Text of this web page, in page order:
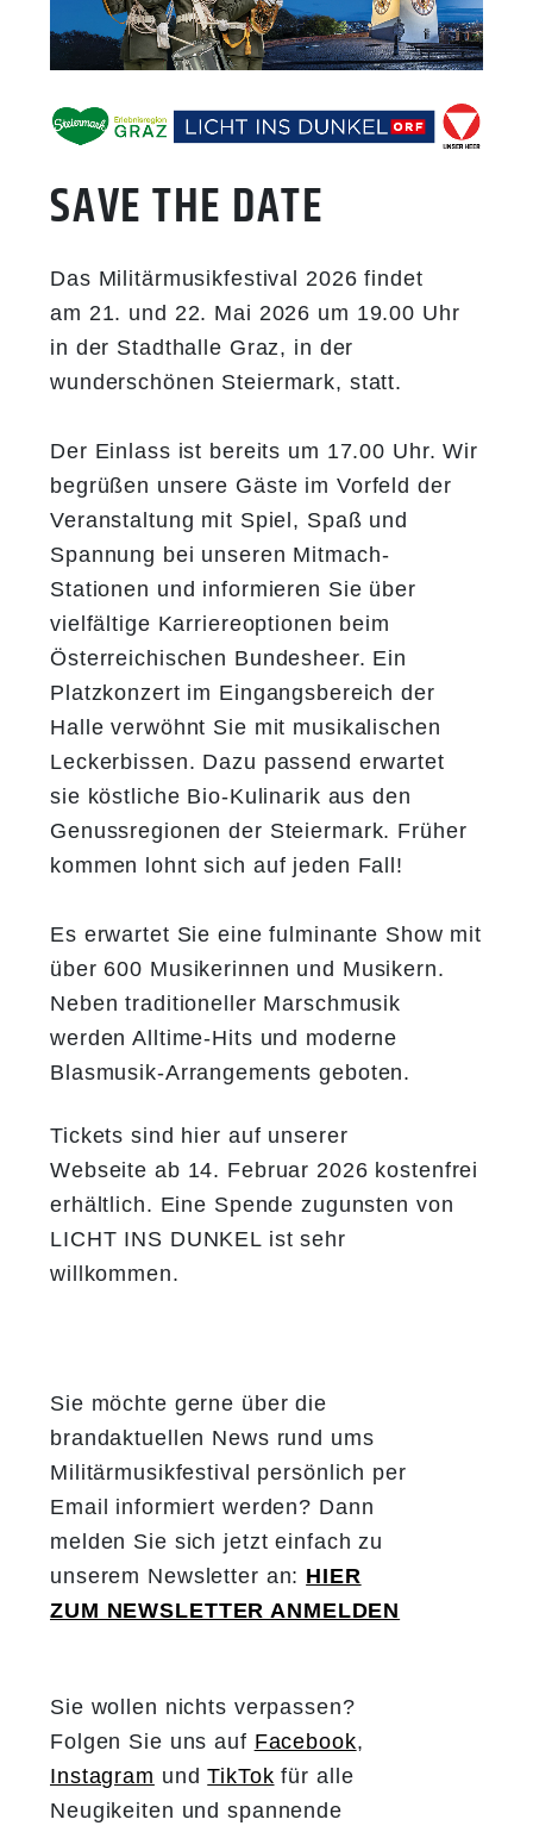
​​​​​​​SAVE THE DATE
Das Militärmusikfestival 2026 findet
am 21. und 22. Mai 2026 um 19.00 Uhr
in der Stadthalle Graz, in der
wunderschönen Steiermark, statt.
Der Einlass ist bereits um 17.00 Uhr. Wir
begrüßen unsere Gäste im Vorfeld der
Veranstaltung mit Spiel, Spaß und
Spannung bei unseren Mitmach-
Stationen und informieren Sie über
vielfältige Karriereoptionen beim
Österreichischen Bundesheer. Ein
Platzkonzert im Eingangsbereich der
Halle verwöhnt Sie mit musikalischen
Leckerbissen. Dazu passend erwartet
sie köstliche Bio-Kulinarik aus den
Genussregionen der Steiermark. Früher
kommen lohnt sich auf jeden Fall!
Es erwartet Sie eine fulminante Show mit
über 600 Musikerinnen und Musikern.
Neben traditioneller Marschmusik
werden Alltime-Hits und moderne
Blasmusik-Arrangements geboten.
Tickets sind hier auf unserer
Webseite ab 14. Februar 2026 kostenfrei
erhältlich. Eine Spende zugunsten von
LICHT INS DUNKEL ist sehr
willkommen.
Sie möchte gerne über die
brandaktuellen News rund ums
Militärmusikfestival persönlich per
Email informiert werden? Dann
melden Sie sich jetzt einfach zu
unserem Newsletter an: HIER
ZUM NEWSLETTER ANMELDEN
Sie wollen nichts verpassen?
Folgen Sie uns auf Facebook,
Instagram undTikTok für alle
Neugikeiten und spannende